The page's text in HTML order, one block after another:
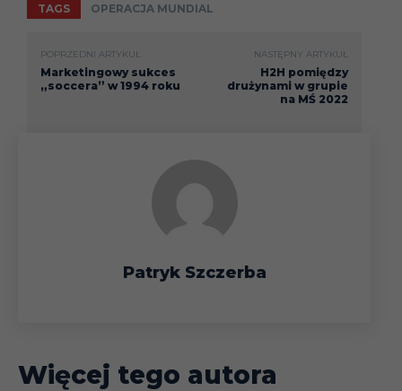
TAGS OPERACJA MUNDIAL
POPRZEDNI ARTYKUŁ
Marketingowy sukces
„soccera” w 1994 roku
NASTĘPNY ARTYKUŁ
H2H pomiędzy
drużynami w grupie
na MŚ 2022
Patryk Szczerba
Więcej tego autora